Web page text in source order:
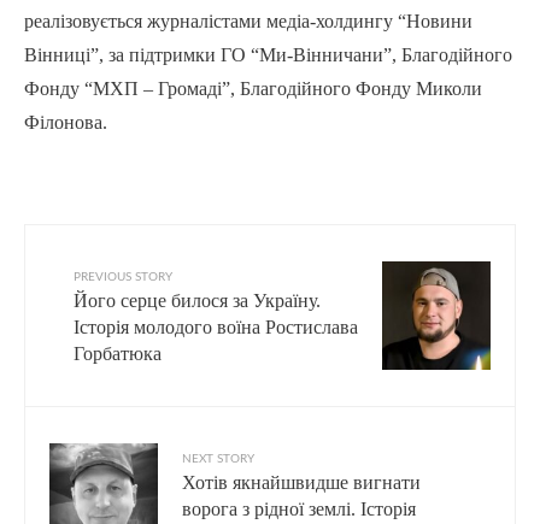
реалізовується журналістами медіа-холдингу “Новини
Вінниці”, за підтримки ГО “Ми-Вінничани”, Благодійного
Фонду “МХП – Громаді”, Благодійного Фонду Миколи
Філонова.
PREVIOUS STORY
Його серце билося за Україну.
Історія молодого воїна Ростислава
Горбатюка
NEXT STORY
Хотів якнайшвидше вигнати
ворога з рідної землі. Історія